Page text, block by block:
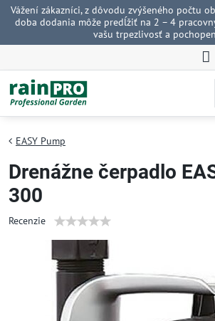
Vážení zákazníci, z dôvodu zvýšeného počtu
doba dodania môže predĺžiť na 2 – 4
vašu trpezlivosť a
EASY Pump
Drenážne čerpadlo
300
Recenzie